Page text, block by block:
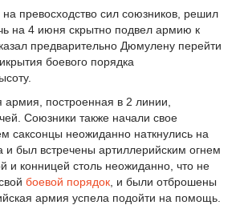
превосходство сил союзников, решил
на 4 июня скрытно подвел армию к
предварительно Дюмулену перейти
боевого порядка
построенная в 2 линии,
Союзники также начали свое
саксонцы неожиданно наткнулись на
и был встречены артиллерийским огнем
и конницей столь неожиданно, что не
боевой порядок , и были отброшены
армия успела подойти на помощь.